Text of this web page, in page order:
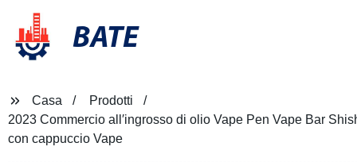
BATE
Casa
Prodotti
2023 Commercio all′ingrosso di olio Vape Pen Vape Bar
con cappuccio Vape